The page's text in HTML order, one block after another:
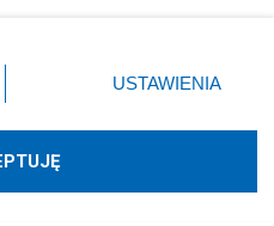
W3media.pl
ustawień prywatności
rogu strony
nie wymagają zgody
sprzeciwić się takiemu
USTAWIENIA